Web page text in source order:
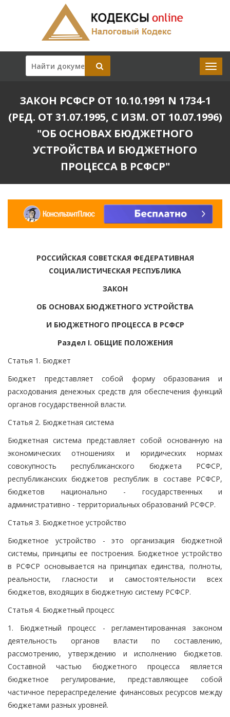
ЗАКОН РСФСР ОТ 10.10.1991 N 1734-1
(РЕД. ОТ 31.07.1995, С ИЗМ. ОТ 10.07.1996)
"ОБ ОСНОВАХ БЮДЖЕТНОГО
УСТРОЙСТВА И БЮДЖЕТНОГО
ПРОЦЕССА В РСФСР"
РОССИЙСКАЯ СОВЕТСКАЯ ФЕДЕРАТИВНАЯ
СОЦИАЛИСТИЧЕСКАЯ РЕСПУБЛИКА
ЗАКОН
ОБ ОСНОВАХ БЮДЖЕТНОГО УСТРОЙСТВА
И БЮДЖЕТНОГО ПРОЦЕССА В РСФСР
Раздел I. ОБЩИЕ ПОЛОЖЕНИЯ
Статья 1. Бюджет
Бюджет представляет собой форму образования и
расходования денежных средств для обеспечения функций
органов государственной власти.
Статья 2. Бюджетная система
Бюджетная система представляет собой основанную на
экономических отношениях и юридических нормах
совокупность республиканского бюджета РСФСР,
республиканских бюджетов республик в составе РСФСР,
бюджетов национально - государственных и
административно - территориальных образований РСФСР.
Статья 3. Бюджетное устройство
Бюджетное устройство - это организация бюджетной
системы, принципы ее построения. Бюджетное устройство
в РСФСР основывается на принципах единства, полноты,
реальности, гласности и самостоятельности всех
бюджетов, входящих в бюджетную систему РСФСР.
Статья 4. Бюджетный процесс
1. Бюджетный процесс - регламентированная законом
деятельность органов власти по составлению,
рассмотрению, утверждению и исполнению бюджетов.
Составной частью бюджетного процесса является
бюджетное регулирование, представляющее собой
частичное перераспределение финансовых ресурсов между
бюджетами разных уровней.